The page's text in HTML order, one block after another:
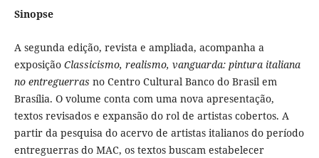
Sinopse
A segunda edição, revista e ampliada, acompanha a
exposição Classicismo, realismo, vanguarda: pintura italiana
no entreguerras no Centro Cultural Banco do Brasil em
Brasília. O volume conta com uma nova apresentação,
textos revisados e expansão do rol de artistas cobertos. A
partir da pesquisa do acervo de artistas italianos do período
entreguerras do MAC, os textos buscam estabelecer